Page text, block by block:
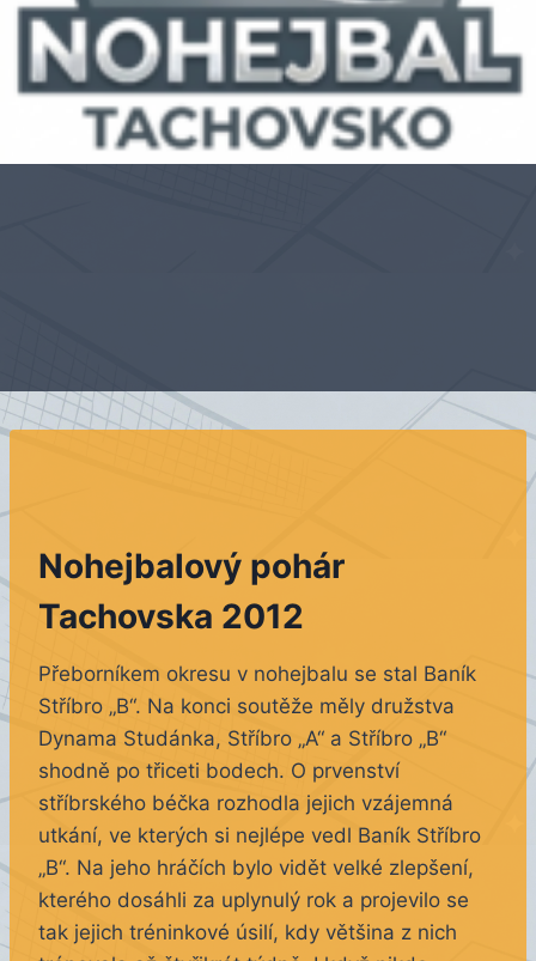
Nohejbalový pohár
Tachovska 2012
Přeborníkem okresu v nohejbalu se stal Baník
Stříbro „B“. Na konci soutěže měly družstva
Dynama Studánka, Stříbro „A“ a Stříbro „B“
shodně po třiceti bodech. O prvenství
stříbrského béčka rozhodla jejich vzájemná
utkání, ve kterých si nejlépe vedl Baník Stříbro
„B“. Na jeho hráčích bylo vidět velké zlepšení,
kterého dosáhli za uplynulý rok a projevilo se
tak jejich tréninkové úsilí, kdy většina z nich